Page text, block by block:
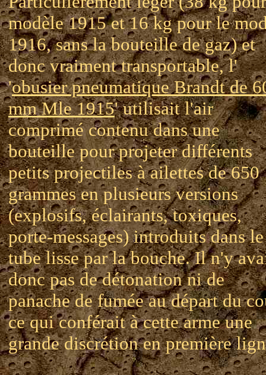
modèle 1915 et 16 kg pour le
1916, sans la bouteille de gaz) et
donc vraiment transportable, l'
'obusier pneumatique Brandt de
mm Mle 1915' utilisait l'air
comprimé contenu dans une
bouteille pour projeter différents
petits projectiles à ailettes de 650
grammes en plusieurs versions
(explosifs, éclairants, toxiques,
porte-messages) introduits dans le
tube lisse par la bouche. Il n'y
donc pas de détonation ni de
panache de fumée au départ du
ce qui conférait à cette arme une
grande discrétion en première